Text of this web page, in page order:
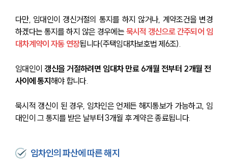
다만, 임대인이 갱신거절의 통지를 하지 않거나, 계약조건을 변경
하겠다는 통지를 하지 않은 경우에는 묵시적 갱신으로 간주되어 임
대차계약이 자동 연장됩니다(주택임대차보호법 제6조).
임대인이 갱신을 거절하려면 임대차 만료 6개월 전부터 2개월 전
사이에 통지 해야 합니다.
묵시적 갱신이 된 경우, 임차인은 언제든 해지통보가 가능하고, 임
대인이 그 통지를 받은 날부터 3개월 후 계약은 종료됩니다.
임차인의 파산에 따른 해지